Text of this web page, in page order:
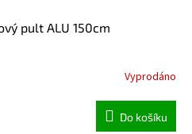
pult ALU 150cm
Vyprodáno
Do košíku